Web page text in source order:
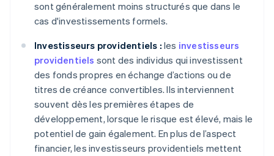
sont généralement moins structurés que dans le
cas d'investissements formels.
Investisseurs providentiels : les investisseurs
providentiels sont des individus qui investissent
des fonds propres en échange d’actions ou de
titres de créance convertibles. Ils interviennent
souvent dès les premières étapes de
développement, lorsque le risque est élevé, mais le
potentiel de gain également. En plus de l’aspect
financier, les investisseurs providentiels mettent